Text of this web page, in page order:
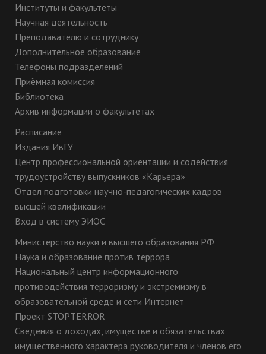
Институты и факультеты
Научная деятельность
Преподавателю и сотруднику
Дополнительное образование
Телефоны подразделений
Приёмная комиссия
Библиотека
Архив информации о факультетах
Расписание
Издания ИвГУ
Центр профессиональной ориентации и содействия
трудоустройству выпускников «Карьера»
Отдел подготовки научно-педагогических кадров
высшей квалификации
Вход в систему ЭИОС
Министерство науки и высшего образования РФ
Наука и образование против террора
Национальный центр информационного
противодействия терроризму и экстремизму в
образовательной среде и сети Интернет
Проект STOPTERROR
Сведения о доходах, имуществе и обязательствах
имущественного характера руководителя и членов его